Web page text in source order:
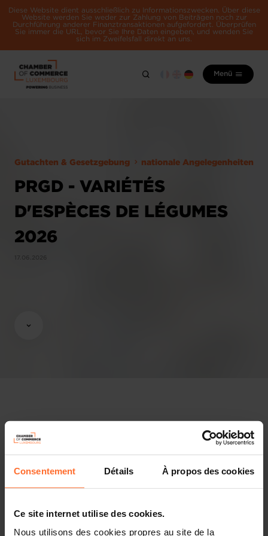
Consentement Détails À propos des cookies
Ce site internet utilise des cookies.
Nous utilisons des cookies propres au site de la
Diese Website dient ausschließlich zu Informationszwecken. Über diese
Website werden Sie weder zur Zahlung von Beiträgen noch zur
Durchführung anderer Finanztransaktionen aufgefordert. Überprüfen
Sie immer die URL, bevor Sie Ihre Daten eingeben, und wenden Sie
sich im Zweifelsfall direkt an uns.
Menü
Gutachten & Gesetzgebung nationale Angelegenheiten
PRGD - VARIÉTÉS
D'ESPÈCES DE LÉGUMES
2026
Gutachten & Gesetzgebung
Nützliche Informationen
2 Projekttexte
Diesen Artikel teilen